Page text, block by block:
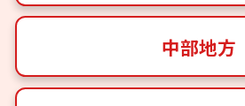
中部地方